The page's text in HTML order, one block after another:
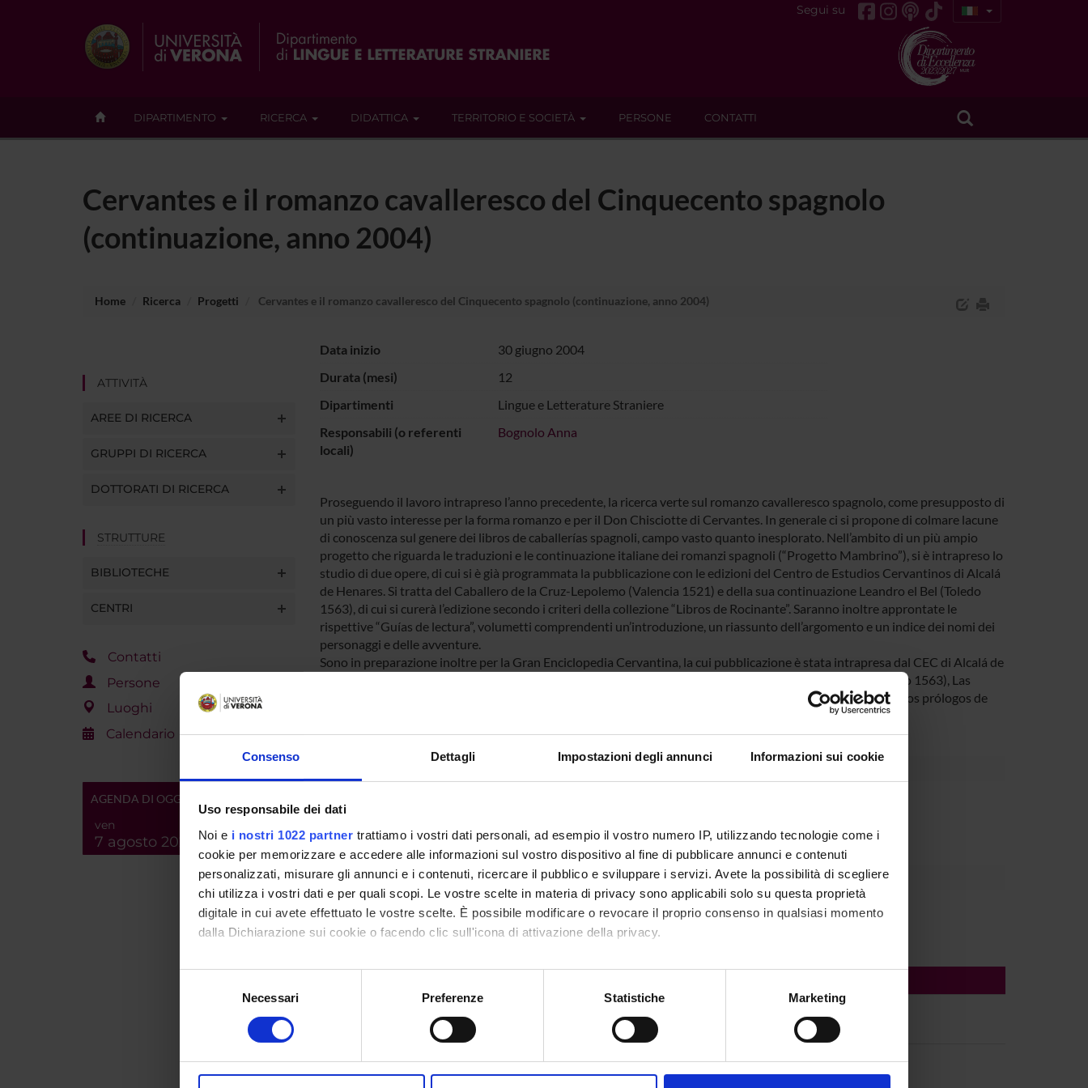
Consenso Dettagli Impostazioni degli annunci Informazioni sui cookie
Uso responsabile dei dati
Noi e i nostri 1022 partner trattiamo i vostri dati personali, ad esempio il vostro numero IP, utilizzando tecnologie come i
cookie per memorizzare e accedere alle informazioni sul vostro dispositivo al fine di pubblicare annunci e contenuti
personalizzati, misurare gli annunci e i contenuti, ricercare il pubblico e sviluppare i servizi. Avete la possibilità di scegliere
chi utilizza i vostri dati e per quali scopi. Le vostre scelte in materia di privacy sono applicabili solo su questa proprietà
digitale in cui avete effettuato le vostre scelte. È possibile modificare o revocare il proprio consenso in qualsiasi momento
dalla Dichiarazione sui cookie o facendo clic sull'icona di attivazione della privacy.
Con il tuo consenso, vorremmo anche:
raccogliere informazioni sulla tua posizione geografica, con un'approssimazione di qualche metro,
digitali).
modificare o ritirare il tuo consenso in qualsiasi momento dalla Dichiarazione sui cookie.
Necessari Preferenze Statistiche Marketing
Segui su
DIPARTIMENTO RICERCA DIDATTICA TERRITORIO E SOCIETÀ PERSONE CONTATTI
Cervantes e il romanzo cavalleresco del Cinquecento spagnolo
(continuazione, anno 2004)
Home Ricerca Progetti Cervantes e il romanzo cavalleresco del Cinquecento spagnolo (continuazione, anno 2004)
ATTIVITÀ
AREE DI RICERCA
GRUPPI DI RICERCA
DOTTORATI DI RICERCA
STRUTTURE
BIBLIOTECHE
CENTRI
Contatti
Persone
Luoghi
Calendario
AGENDA DI OGGI
ven
7 agosto 2026
Data inizio
30 giugno 2004
Durata (mesi)
12
Dipartimenti
Lingue e Letterature Straniere
Responsabili (o referenti
locali)
Bognolo Anna
Proseguendo il lavoro intrapreso l’anno precedente, la ricerca verte sul romanzo cavalleresco spagnolo, come presupposto di
un più vasto interesse per la forma romanzo e per il Don Chisciotte di Cervantes. In generale ci si propone di colmare lacune
di conoscenza sul genere dei libros de caballerías spagnoli, campo vasto quanto inesplorato. Nell’ambito di un più ampio
progetto che riguarda le traduzioni e le continuazione italiane dei romanzi spagnoli (“Progetto Mambrino”), si è intrapreso lo
studio di due opere, di cui si è già programmata la pubblicazione con le edizioni del Centro de Estudios Cervantinos di Alcalá
de Henares. Si tratta del Caballero de la Cruz-Lepolemo (Valencia 1521) e della sua continuazione Leandro el Bel (Toledo
1563), di cui si curerà l’edizione secondo i criteri della collezione “Libros de Rocinante”. Saranno inoltre approntate le
rispettive “Guías de lectura”, volumetti comprendenti un’introduzione, un riassunto dell’argomento e un indice dei nomi dei
personaggi e delle avventure.
Sono in preparazione inoltre per la Gran Enciclopedia Cervantina, la cui pubblicazione è stata intrapresa dal CEC di Alcalá de
Henares, uscita prevista 2005, le voci Caballero de la Cruz-Lepolemo (Valencia 1521) Leandro el Bel (Toledo 1563), Las
traducciones italianas de los libros de caballerías, Las continuaciones italianas de los libros de caballerías; Los prólogos de
PARTECIPANTI AL PROGETTO
Anna Bognolo Professore emerito
Letterature iberiche e ispano-americane
Romanic languages: Spanish